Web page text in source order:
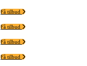
Få tilbud
Få tilbud
Få tilbud
Få tilbud